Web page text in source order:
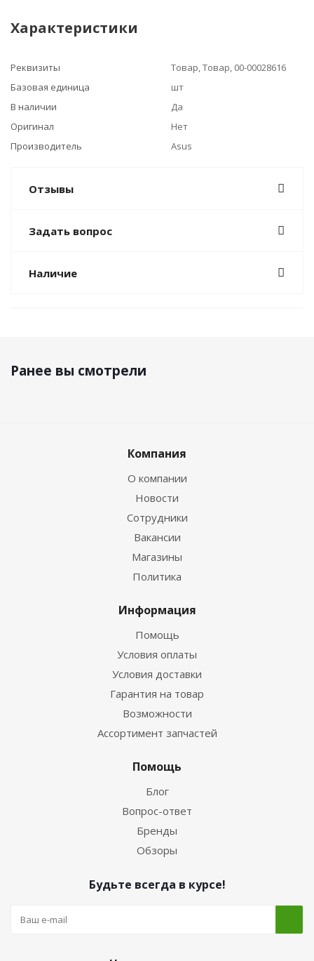
Характеристики
Реквизиты
Товар, Товар, 00-00028616
Базовая единица
шт
В наличии
Да
Оригинал
Нет
Производитель
Asus
Отзывы
Задать вопрос
Наличие
Ранее вы смотрели
Компания
О компании
Новости
Сотрудники
Вакансии
Магазины
Политика
Информация
Помощь
Условия оплаты
Условия доставки
Гарантия на товар
Возможности
Ассортимент запчастей
Помощь
Блог
Вопрос-ответ
Бренды
Обзоры
Будьте всегда в курсе!